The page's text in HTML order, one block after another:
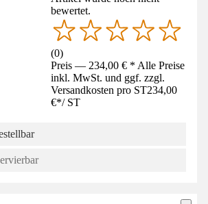
bewertet.
(0)
Preis — 234,00 € * Alle Preise
inkl. MwSt. und ggf. zzgl.
Versandkosten pro ST234,00
€*/ ST